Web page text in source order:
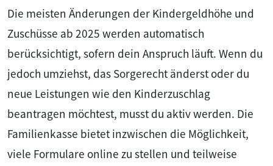
Die meisten Änderungen der Kindergeldhöhe und
Zuschüsse ab 2025 werden automatisch
berücksichtigt, sofern dein Anspruch läuft. Wenn du
jedoch umziehst, das Sorgerecht änderst oder du
neue Leistungen wie den Kinderzuschlag
beantragen möchtest, musst du aktiv werden. Die
Familienkasse bietet inzwischen die Möglichkeit,
viele Formulare online zu stellen und teilweise